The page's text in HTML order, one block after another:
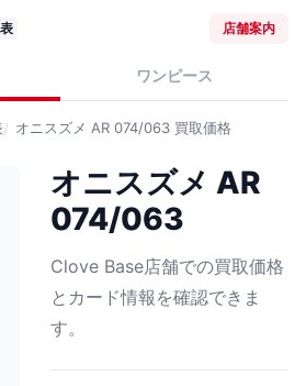
店舗案内
ワンピース
オニスズメ AR 074/063 買取価格
オニスズメ AR
074/063
Clove Base店舗での買取価格
とカード情報を確認できま
す。